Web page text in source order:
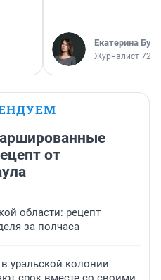
Екатерина
Журналист
от
области: рецепт
за полчаса
уральской колонии